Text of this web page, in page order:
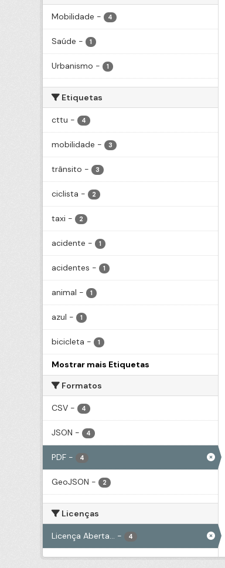
Mobilidade - 4
Saúde - 1
Urbanismo - 1
Etiquetas
cttu - 4
mobilidade - 3
trânsito - 3
ciclista - 2
taxi - 2
acidente - 1
acidentes - 1
animal - 1
azul - 1
bicicleta - 1
Mostrar mais Etiquetas
Formatos
CSV - 4
JSON - 4
PDF - 4
GeoJSON - 2
Licenças
Licença Aberta... - 4